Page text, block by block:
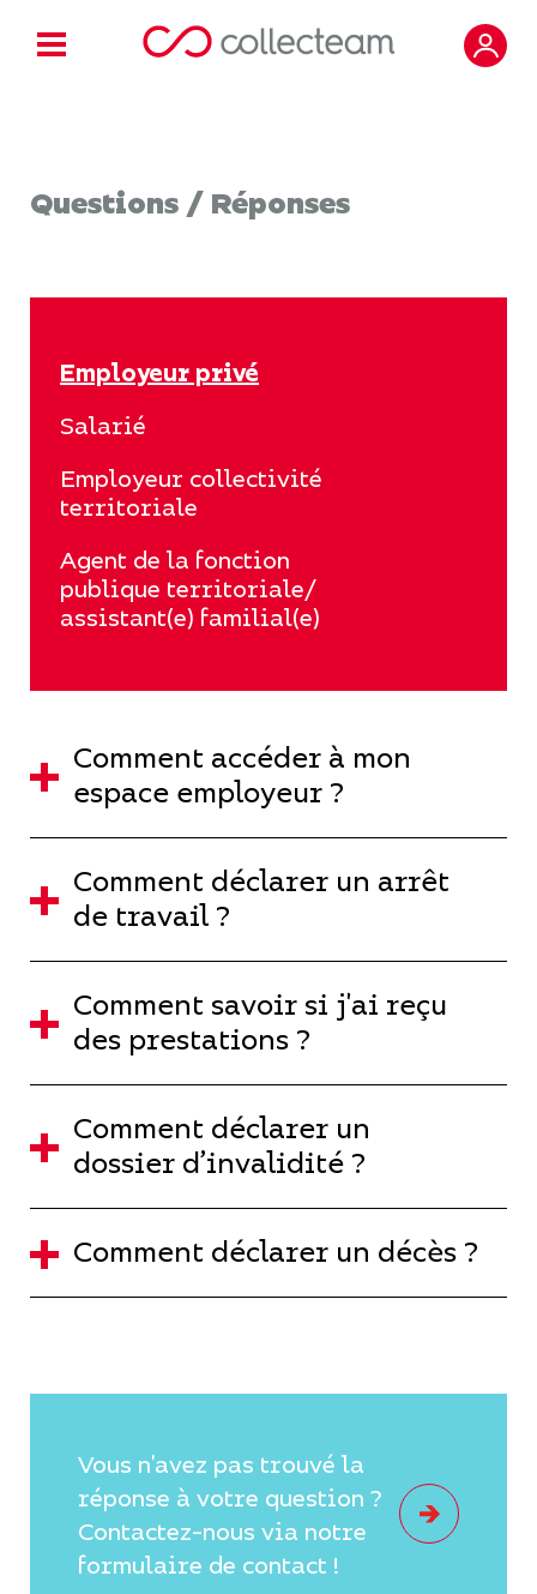
Questions / Réponses
Employeur privé
Salarié
Employeur collectivité
territoriale
Agent de la fonction
publique territoriale/
assistant(e) familial(e)
Comment accéder à mon
espace employeur ?
Comment déclarer un arrêt
de travail ?
Comment savoir si j'ai reçu
des prestations ?
Comment déclarer un
dossier d’invalidité ?
Comment déclarer un décès ?
Vous n'avez pas trouvé la
réponse à votre question ?
Contactez-nous via notre
formulaire de contact !